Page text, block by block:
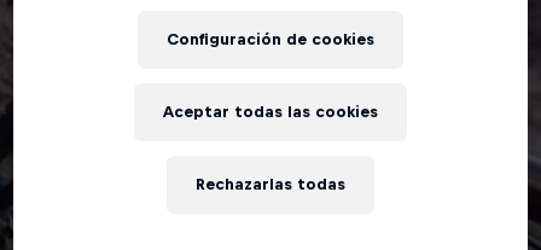
Configuración de cookies
Rechazarlas todas
Aceptar todas las cookies